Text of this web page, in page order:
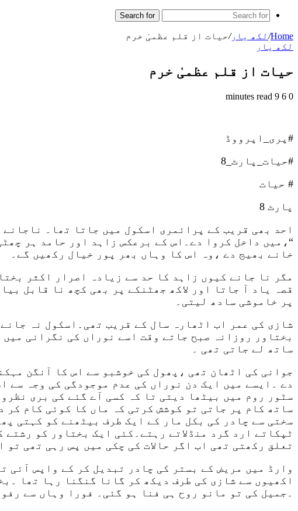
Search for
Home
/لکھ یار/حیات از قلم عظمیٰ خرم
لکھ یار
حیات از قلم عظمیٰ خرم
0
9 minutes read
#پری_اپرووڈ
#حیات_پارٹ_8
# حیات
پارٹ 8
احد بھی قریب کے پرائمری اسکول میں جاتا تھا۔
“،میں داخل کروا دے۔اس کے برعکس زاہد اور حامد ہر
خانے بھیج دے ،وہ اس کا وہاں بھر پور خیال رکھیں گے۔
مگر نا جانے کیوں زاہد کا حد سے زیادہ اصرار اکثر
قصہ یاد آ جاتا اور لاکھ جھٹنکے پر بھی کچھ نا قابل
پر خاموشی سادھ لیتی۔
شازی کی عمر اب اٹھارہ سال کے قریب تھی۔اسکول نہ
بختاور روزانہ صبح جاتے وقت اسے نوراں کی نگرانی
ساتھ لے جاتی تھی ۔
جوانی کی اٹھان تھی ،پھول کی خوشبو سے اس کا آنگن
دے ۔ایسے میں ایک دن نوراں کی عدم موجودگی کی وجہ سے
سٹور روم میں بیٹھا دیتی تا کہ کسی آے گئے کی بری
ساتھ کام پر جاتی تو کوشش کرتی کہ ماں کا کوئی کام
سختی سے چادر کی بکل مار کے ایک طرف بیٹھنے کو کہتی
ٹپکاتے ارد گرد منڈلاتے رہتے۔کئی ایک بختاور کو
تعلق رکھتی تھی اب اگر حالات کی چکی میں پس رہی تھی
وارڈ میں مریض کے بستر کی چادر تبدیل کر کے واپس آئی
اکھیوں سے شازی کی طرف دیکھ کر گانا گنگنا رہا تھا
۔جمیل کی تو مانو روح ہی فنا ہو گئی۔ فورا وہاں سے رفو